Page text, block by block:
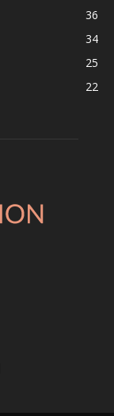
36
34
25
22